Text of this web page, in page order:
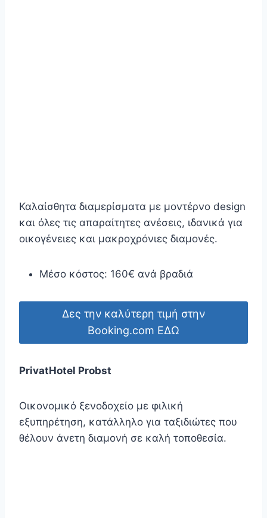
Καλαίσθητα διαμερίσματα με μοντέρνο design
και όλες τις απαραίτητες ανέσεις, ιδανικά για
οικογένειες και μακροχρόνιες διαμονές.
Μέσο κόστος: 160€ ανά βραδιά
Δες την καλύτερη τιμή στην
Booking.com ΕΔΩ
PrivatHotel Probst
Οικονομικό ξενοδοχείο με φιλική
εξυπηρέτηση, κατάλληλο για ταξιδιώτες που
θέλουν άνετη διαμονή σε καλή τοποθεσία.